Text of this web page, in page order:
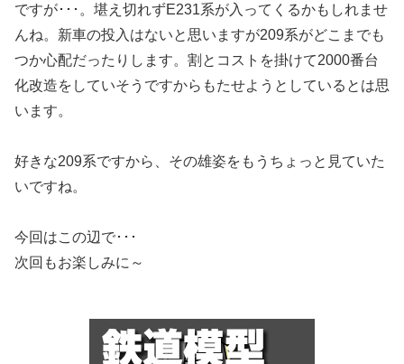
ですが･･･。堪え切れずE231系が入ってくるかもしれませ
んね。新車の投入はないと思いますが209系がどこまでも
つか心配だったりします。割とコストを掛けて2000番台
化改造をしていそうですからもたせようとしているとは思
います。
好きな209系ですから、その雄姿をもうちょっと見ていた
いですね。
今回はこの辺で･･･
次回もお楽しみに～